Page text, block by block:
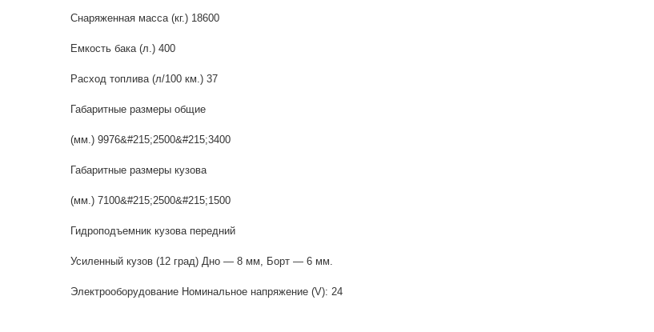
Снаряженная масса (кг.) 18600
Емкость бака (л.) 400
Расход топлива (л/100 км.) 37
Габаритные размеры общие
(мм.) 9976&#215;2500&#215;3400
Габаритные размеры кузова
(мм.) 7100&#215;2500&#215;1500
Гидроподъемник кузова передний
Усиленный кузов (12 град) Дно — 8 мм, Борт — 6 мм.
Электрооборудование Номинальное напряжение (V): 24